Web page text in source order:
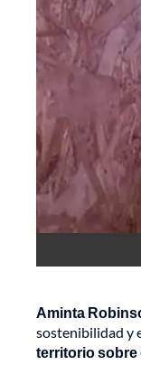
Aminta
sostenibilidad y
territorio sobre